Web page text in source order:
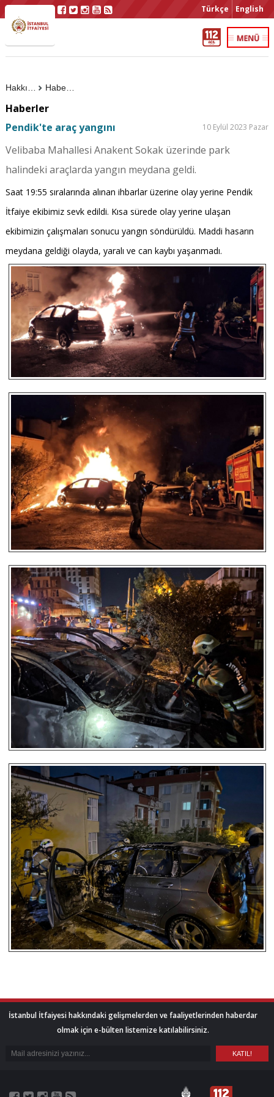
Türkçe English
Haberler
Haberler
Pendik'te araç yangını
10 Eylül 2023 Pazar
Velibaba Mahallesi Anakent Sokak üzerinde park
halindeki araçlarda yangın meydana geldi.
Saat 19:55 sıralarında alınan ihbarlar üzerine olay yerine Pendik
İtfaiye ekibimiz sevk edildi. Kısa sürede olay yerine ulaşan
ekibimizin çalışmaları sonucu yangın söndürüldü. Maddi hasarın
meydana geldiği olayda, yaralı ve can kaybı yaşanmadı.
İstanbul İtfaiyesi hakkındaki gelişmelerden ve faaliyetlerinden haberdar
olmak için e-bülten listemize katılabilirsiniz.